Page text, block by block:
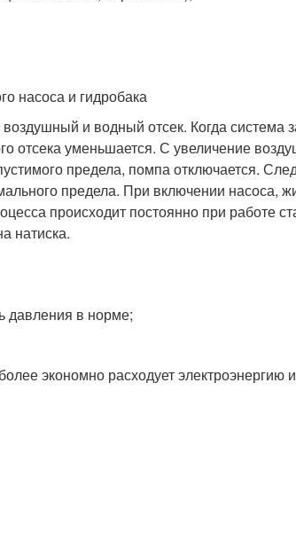
насоса и гидробака
и водный отсек. Когда система
отсека уменьшается. С увеличение
предела, помпа отключается.
предела. При включении насоса,
происходит постоянно при работе
натиска.
давления в норме;
экономно расходует электроэнергию